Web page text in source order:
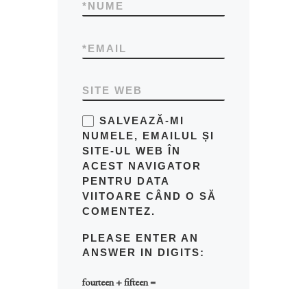
NUME
*
EMAIL
*
SITE WEB
SALVEAZĂ-MI
NUMELE, EMAILUL ȘI
SITE-UL WEB ÎN
ACEST NAVIGATOR
PENTRU DATA
VIITOARE CÂND O SĂ
COMENTEZ.
PLEASE ENTER AN
ANSWER IN DIGITS:
fourteen + fifteen =